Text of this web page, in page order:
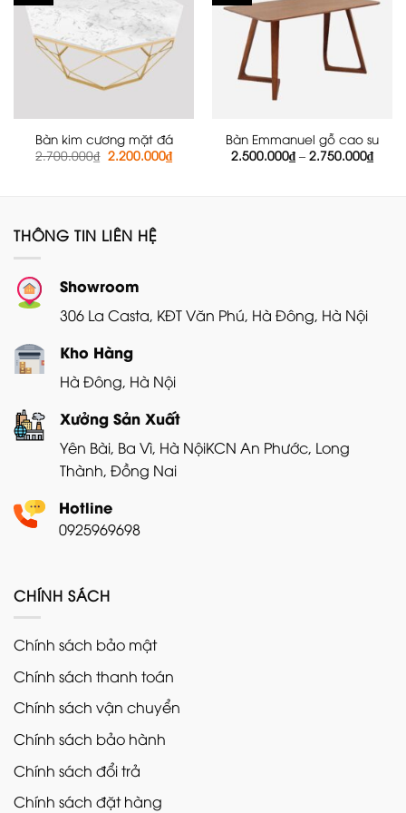
Bàn kim cương mặt đá
2.700.000₫ Giá
gốc
2.200.000₫Giá
hiện
Bàn Emmanuel gỗ cao su
2.500.000₫ – 2.750.000₫
giá:
THÔNG TIN LIÊN HỆ
Showroom
306 La Casta, KĐT Văn Phú, Hà Đông, Hà Nội
Kho Hàng
Hà Đông, Hà Nội
Xưởng Sản Xuất
Yên Bài, Ba Vì, Hà NộiKCN An Phước, Long
Thành, Đồng Nai
Hotline
0925969698
CHÍNH SÁCH
Chính sách bảo mật
Chính sách thanh toán
Chính sách vận chuyển
Chính sách bảo hành
Chính sách đổi trả
Chính sách đặt hàng